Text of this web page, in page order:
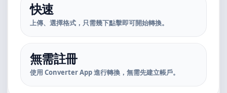
快速
上傳、選擇格式，只需幾下點擊即可開始轉換。
無需註冊
使用 Converter App 進行轉換，無需先建立帳戶。